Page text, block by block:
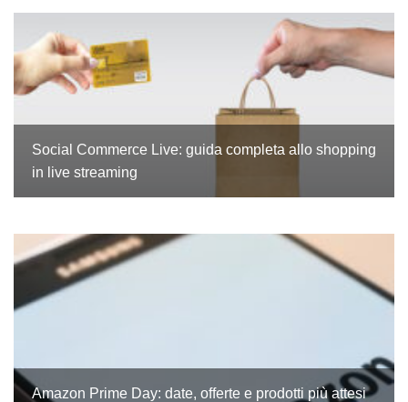
Social Commerce Live: guida completa allo shopping
in live streaming
Amazon Prime Day: date, offerte e prodotti più attesi